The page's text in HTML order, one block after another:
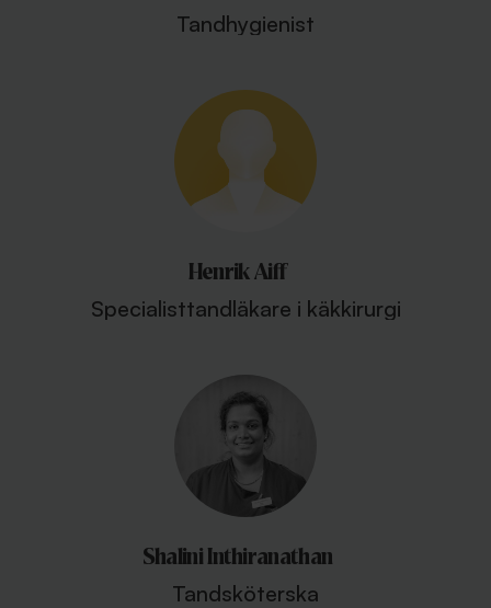
Tandhygienist
Henrik Aiff
Specialisttandläkare i käkkirurgi
Shalini Inthiranathan
Tandsköterska